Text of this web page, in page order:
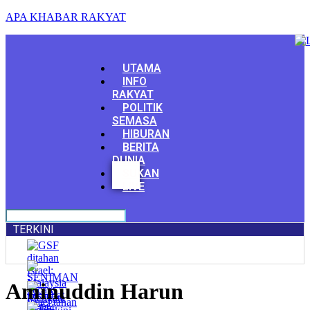
APA KHABAR RAKYAT
Menu
UTAMA
INFO
RAKYAT
POLITIK
SEMASA
HIBURAN
BERITA
DUNIA
SUKAN
LIVE
Facebook
Youtube
TERKINI
Aminuddin Harun